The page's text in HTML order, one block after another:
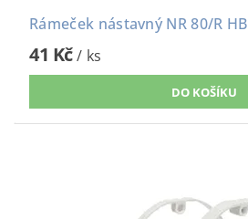
Rámeček nástavný NR 80/R HB
41 Kč/ ks